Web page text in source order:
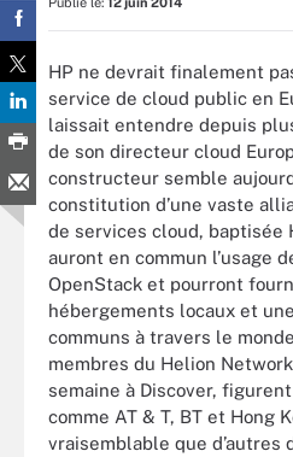
HP ne devrait finalement
service de cloud public en
laissait entendre depuis
de son directeur cloud
constructeur semble
constitution d’une vaste
de services cloud, baptisée
auront en commun l’usage
OpenStack et pourront
hébergements locaux et
communs à travers le
membres du Helion
semaine à Discover,
comme AT & T, BT et Hong
vraisemblable que d’autres